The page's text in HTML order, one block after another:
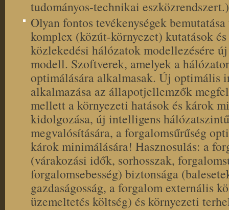
tudományos-technikai eszközrendszert.)
Olyan fontos tevékenységek
komplex (közút-környezet) kutatások
közlekedési hálózatok modellezésére
modell. Szoftverek, amelyek a
optimálására alkalmasak. Új optimális
alkalmazása az állapotjellemzők
mellett a környezeti hatások és károk
kidolgozása, új intelligens
megvalósítására, a forgalomsűrűség
károk minimálására! Hasznosulás: a
(várakozási idők, sorhosszak,
forgalomsebesség) biztonsága
gazdaságosság, a forgalom externális
üzemeltetés költség) és környezeti